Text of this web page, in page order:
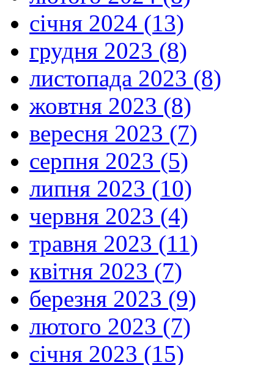
січня 2024 (13)
грудня 2023 (8)
листопада 2023 (8)
жовтня 2023 (8)
вересня 2023 (7)
серпня 2023 (5)
липня 2023 (10)
червня 2023 (4)
травня 2023 (11)
квітня 2023 (7)
березня 2023 (9)
лютого 2023 (7)
січня 2023 (15)